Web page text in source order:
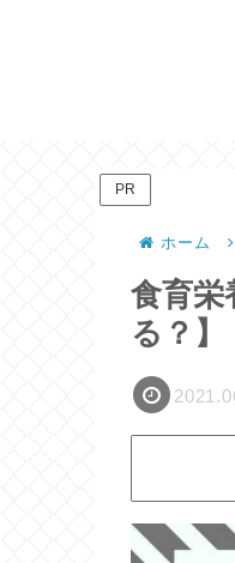
ホーム
PR
食育栄
る？】